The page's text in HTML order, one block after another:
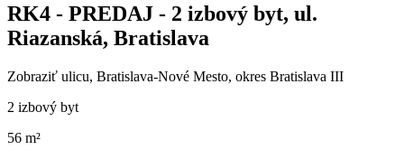
RK4 - PREDAJ - 2 izbový byt, ul.
Riazanská, Bratislava
Zobraziť ulicu, Bratislava-Nové Mesto, okres Bratislava III
2 izbový byt
56 m²